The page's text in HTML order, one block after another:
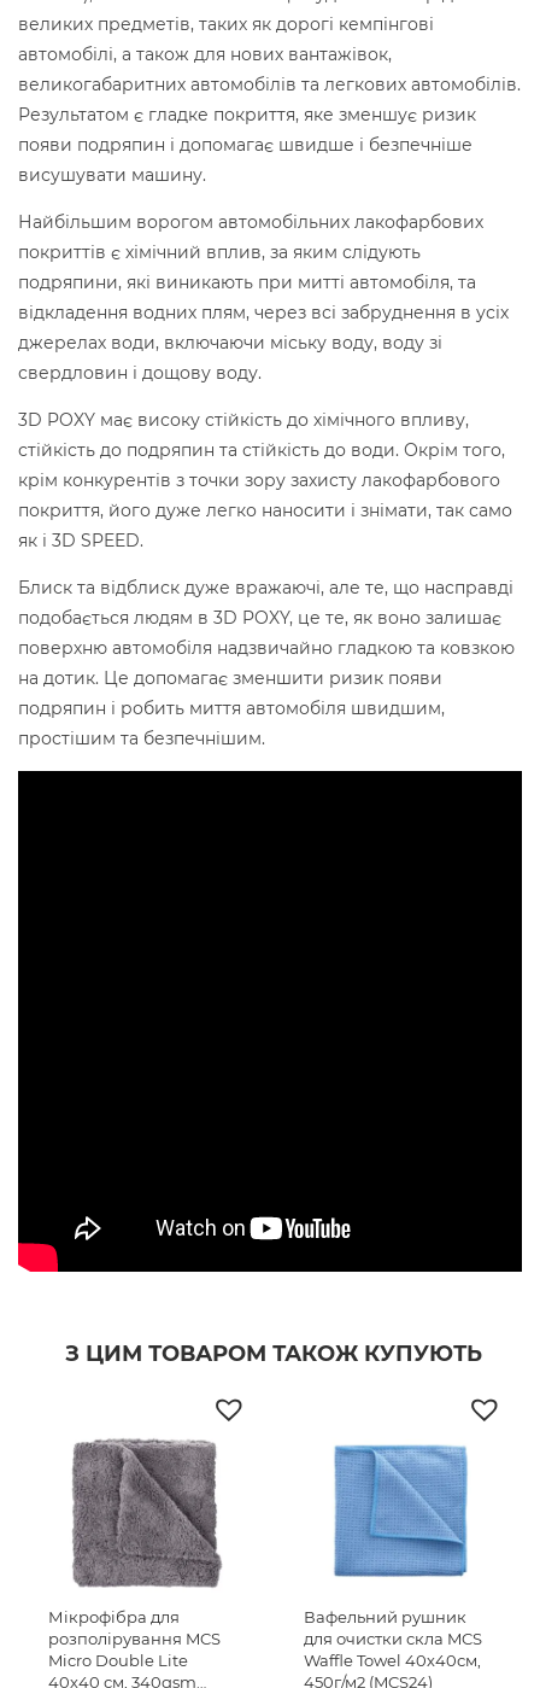
великих предметів, таких як дорогі кемпінгові
автомобілі, а також для нових вантажівок,
великогабаритних автомобілів та легкових автомобілів.
Результатом є гладке покриття, яке зменшує ризик
появи подряпин і допомагає швидше і безпечніше
висушувати машину.
Найбільшим ворогом автомобільних лакофарбових
покриттів є хімічний вплив, за яким слідують
подряпини, які виникають при митті автомобіля, та
відкладення водних плям, через всі забруднення в усіх
джерелах води, включаючи міську воду, воду зі
свердловин і дощову воду.
3D POXY має високу стійкість до хімічного впливу,
стійкість до подряпин та стійкість до води. Окрім того,
крім конкурентів з точки зору захисту лакофарбового
покриття, його дуже легко наносити і знімати, так само
як і 3D SPEED.
Блиск та відблиск дуже вражаючі, але те, що насправді
подобається людям в 3D POXY, це те, як воно залишає
поверхню автомобіля надзвичайно гладкою та ковзкою
на дотик. Це допомагає зменшити ризик появи
подряпин і робить миття автомобіля швидшим,
простішим та безпечнішим.
З ЦИМ ТОВАРОМ ТАКОЖ КУПУЮТЬ
Мікрофібра для
розполірування MCS
Micro Double Lite
40х40 см, 340gsm
Вафельний рушник
для очистки скла MCS
Waffle Towel 40х40см,
450г/м2 (MCS24)